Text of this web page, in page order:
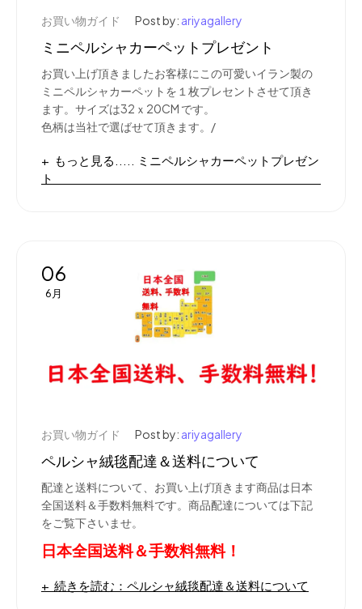
お買い物ガイド Post by: ariyagallery
ミニペルシャカーペットプレゼント
お買い上げ頂きましたお客様にこの可愛いイラン製の
ミニペルシャカーペットを１枚プレセントさせて頂き
ます。サイズは32ｘ20CM です。
色柄は当社で選ばせて頂きます。/
もっと見る..... ミニペルシャカーペットプレゼン
ト
06
6月
お買い物ガイド Post by: ariyagallery
ペルシャ絨毯配達＆送料について
配達と送料について、お買い上げ頂きます商品は日本
全国送料＆手数料無料です。商品配達については下記
をご覧下さいませ。
日本全国送料＆手数料無料！
続きを読む：ペルシャ絨毯配達＆送料について